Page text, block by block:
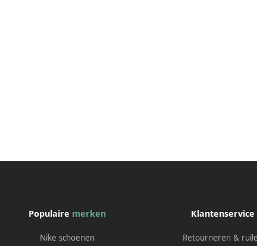
Populaire merken
Nike schoenen
Klantenservice
Retourneren &